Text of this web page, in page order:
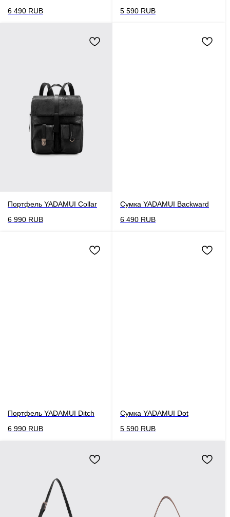
6 490 RUB
5 590 RUB
Портфель YADAMUI Collar
6 990 RUB
Сумка YADAMUI Backward
6 490 RUB
Портфель YADAMUI Ditch
6 990 RUB
Сумка YADAMUI Dot
5 590 RUB